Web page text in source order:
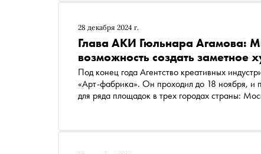
28 декабря 2024 г.
Глава АКИ Гюльнара Агамова:
возможность создать заметное
Под конец года Агентство креативных
«Арт-фабрика». Он проходил до 18 ноября, и
для ряда площадок в трех городах страны: